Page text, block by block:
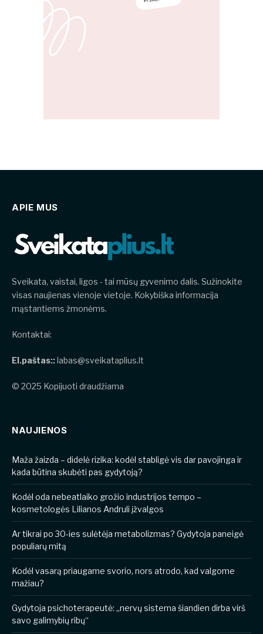
APIE MUS
Sveikata, vaistai, ligos - tai mūsų gyvenimo dalis. Sužinokite
visas naujienas vienoje vietoje. Kokybiška informacija
mąstantiems žmonėms.
Kontaktai:
El.paštas::labas@sveikataplius.lt
© 2025 Kopijuoti draudžiama
NAUJIENOS
​​Maža žaizda – didelė rizika: kodėl stabligė vis dar pavojinga ir
kada būtina skubėti pas gydytoją?
Kodėl oda nebeatlaiko grožio industrijos tempo –
kosmetologės Lilianos Andruli įžvalgos
Ar tikrai po 30-ies sulėtėja metabolizmas? Gydytoja paneigė
populiarų mitą
Kodėl vasarą priaugame svorio, nors atrodo, kad valgome
mažiau?
Gydytoja psichoterapeutė: „nervų sistema šiandien dirba virš
savo galimybių ribų“